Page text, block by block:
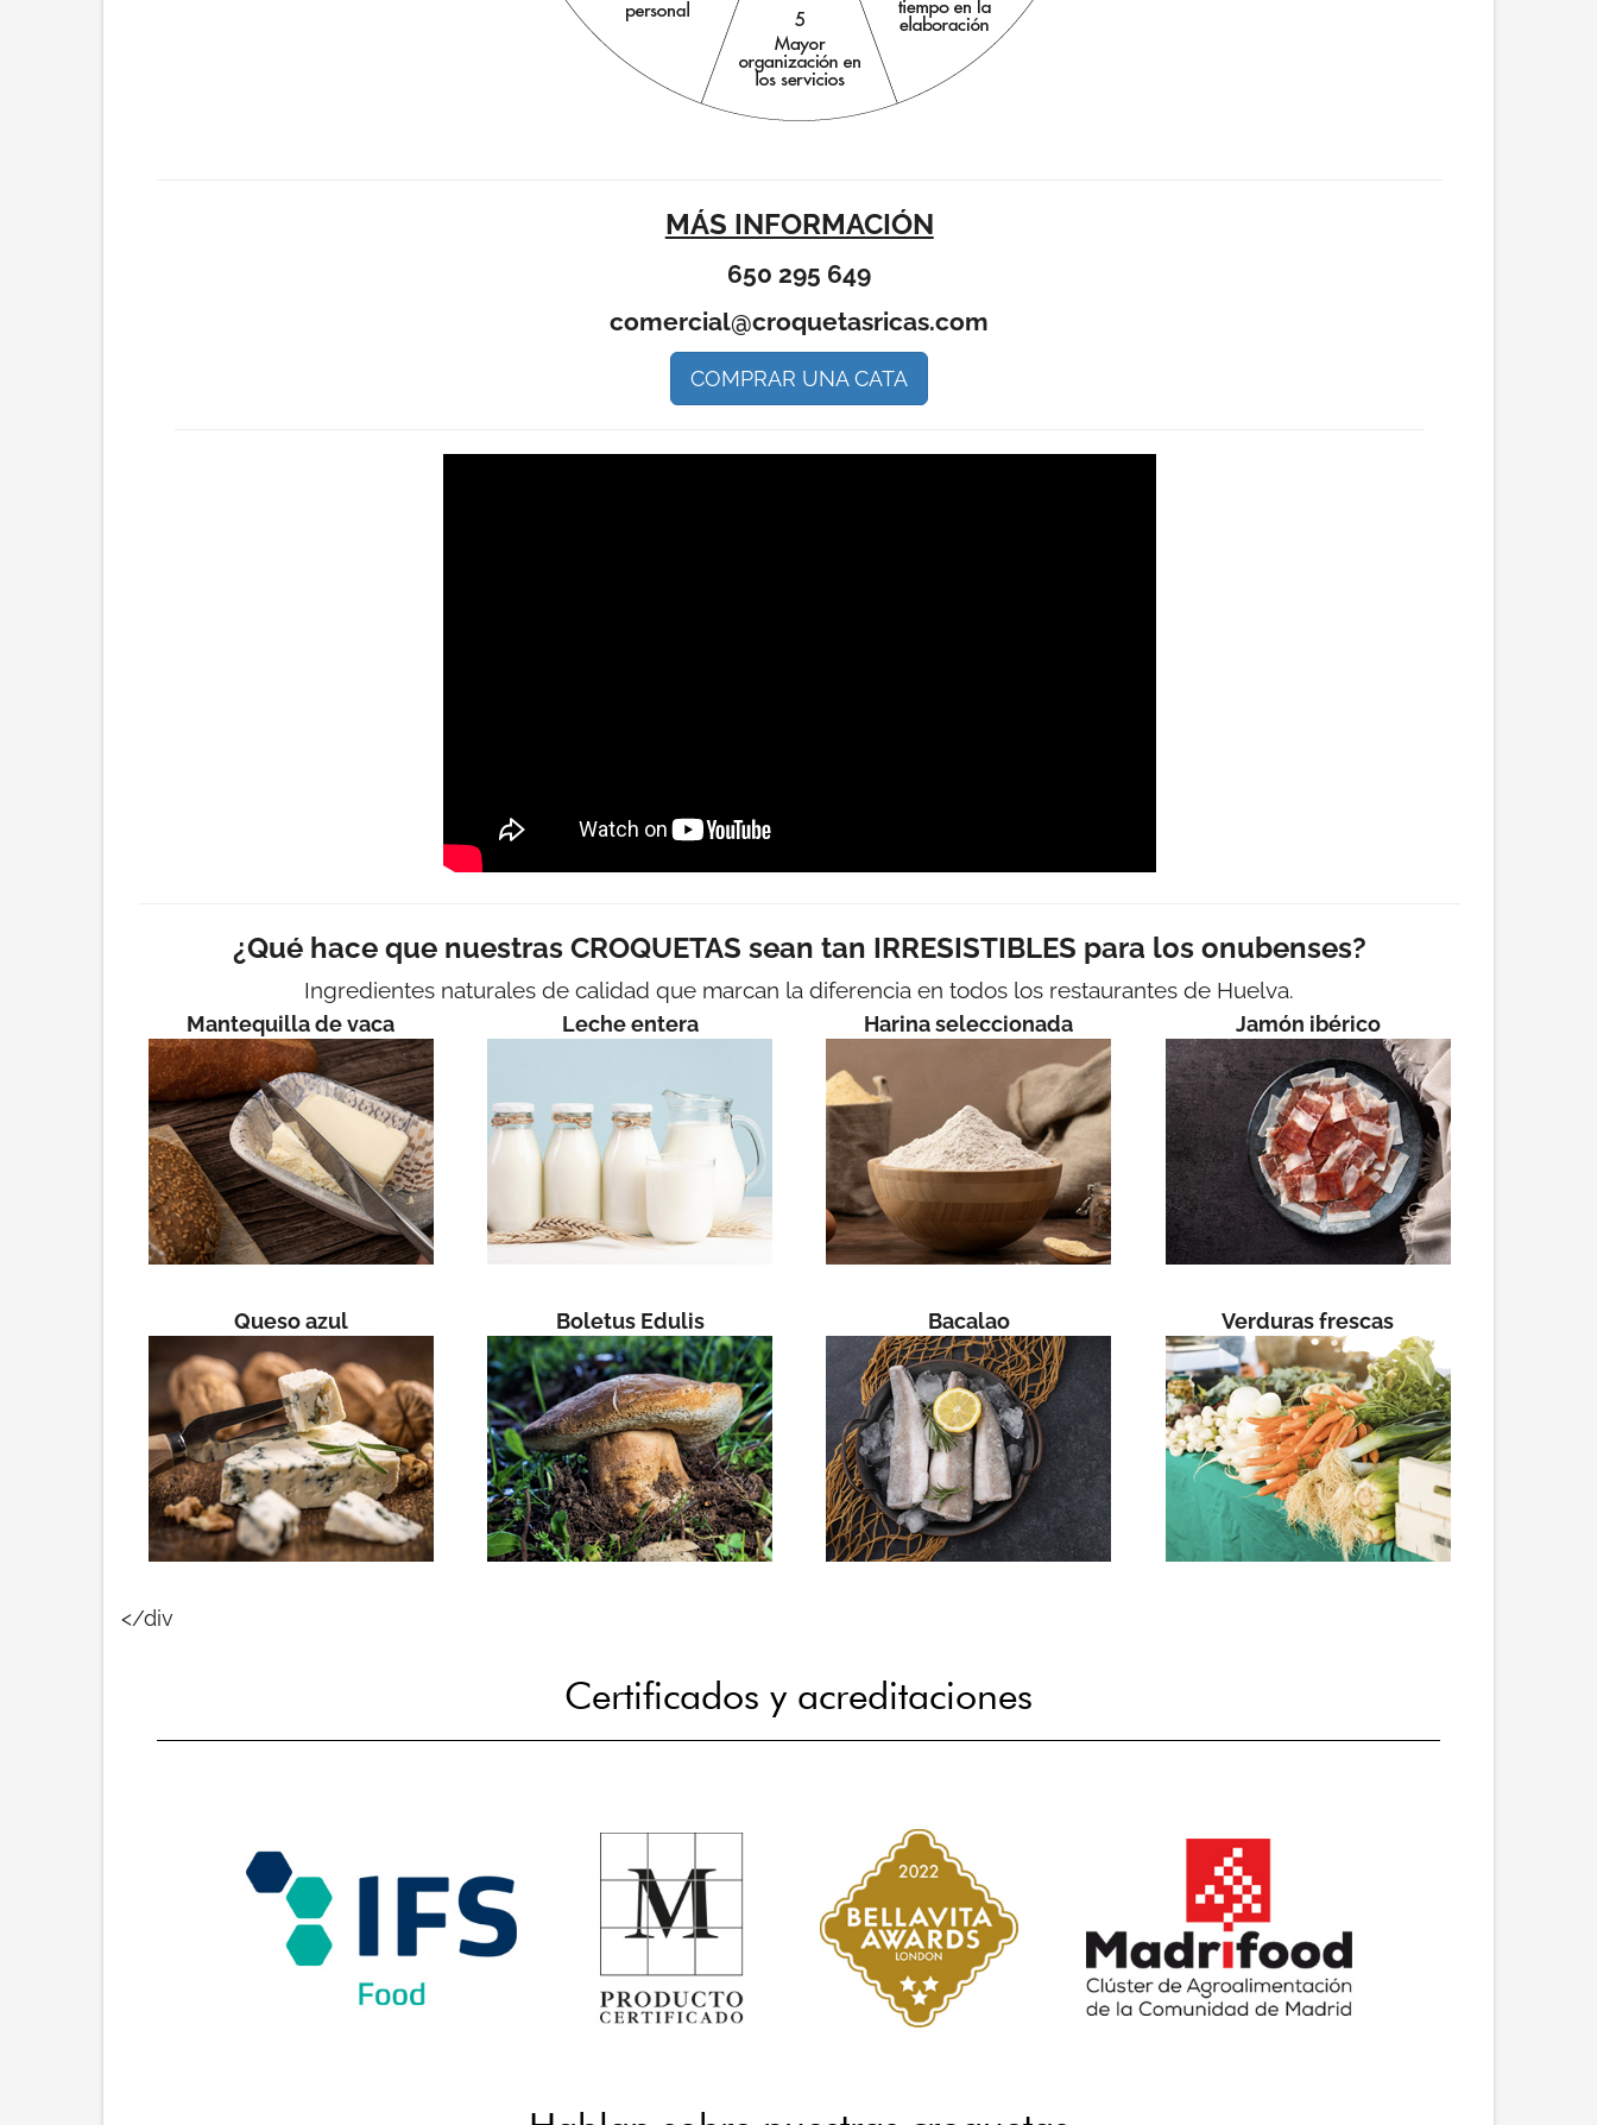
MÁS INFORMACIÓN
650 295 649
comercial@croquetasricas.com
COMPRAR UNA CATA
¿Qué hace que nuestras CROQUETAS sean tan IRRESISTIBLES para los onubenses?
Ingredientes naturales de calidad que marcan la diferencia en todos los restaurantes de Huelva.
Mantequilla de vaca Leche entera Harina seleccionada Jamón ibérico
Queso azul Boletus Edulis Bacalao Verduras frescas
</div
Certificados y acreditaciones